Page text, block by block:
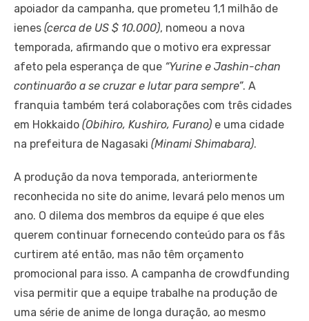
apoiador da campanha, que prometeu 1,1 milhão de
ienes (cerca de US $ 10.000), nomeou a nova
temporada, afirmando que o motivo era expressar
afeto pela esperança de que “Yurine e Jashin-chan
continuarão a se cruzar e lutar para sempre”. A
franquia também terá colaborações com três cidades
em Hokkaido (Obihiro, Kushiro, Furano) e uma cidade
na prefeitura de Nagasaki (Minami Shimabara).
A produção da nova temporada, anteriormente
reconhecida no site do anime, levará pelo menos um
ano. O dilema dos membros da equipe é que eles
querem continuar fornecendo conteúdo para os fãs
curtirem até então, mas não têm orçamento
promocional para isso. A campanha de crowdfunding
visa permitir que a equipe trabalhe na produção de
uma série de anime de longa duração, ao mesmo